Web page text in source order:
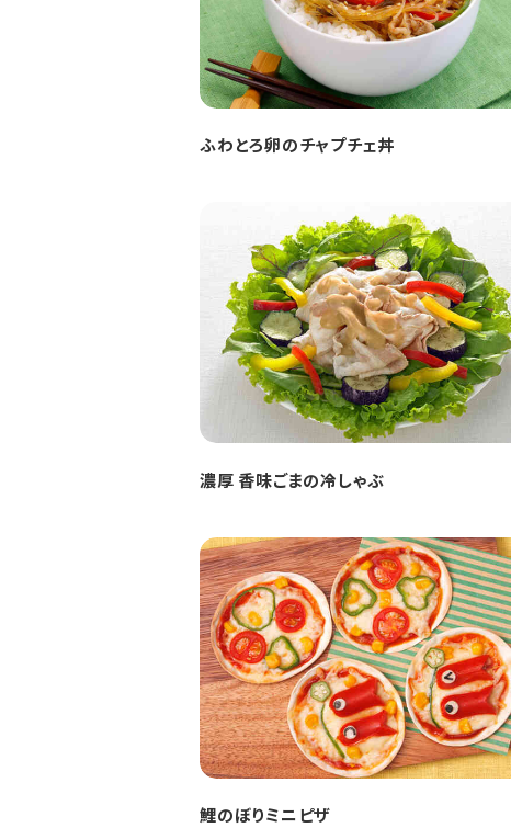
ふわとろ卵のチャプチェ丼
濃厚 香味ごまの冷しゃぶ
鯉のぼりミニピザ